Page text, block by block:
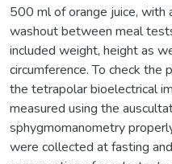
500 ml of orange juice,
washout between meal
included weight, height as
circumference. To check
the tetrapolar bioelectrical
measured using the
sphygmomanometry
were collected at fasting